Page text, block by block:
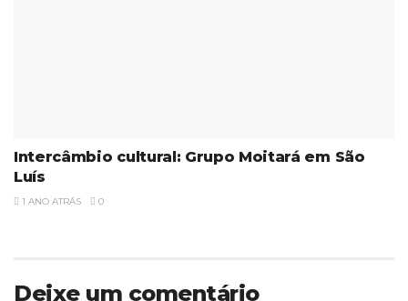
Intercâmbio cultural: Grupo Moitará em São
Luís
1 ANO ATRÁS 0
Deixe um comentário